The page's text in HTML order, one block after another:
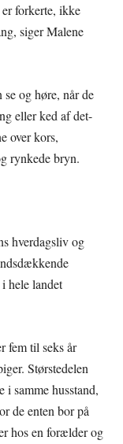
forkerte, ikke
siger Malene
og høre, når de
eller ked af det-
over kors,
rynkede bryn.
hverdagsliv og
hele landet
fem til seks år
Størstedelen
samme husstand,
de enten bor på
hos en forælder og